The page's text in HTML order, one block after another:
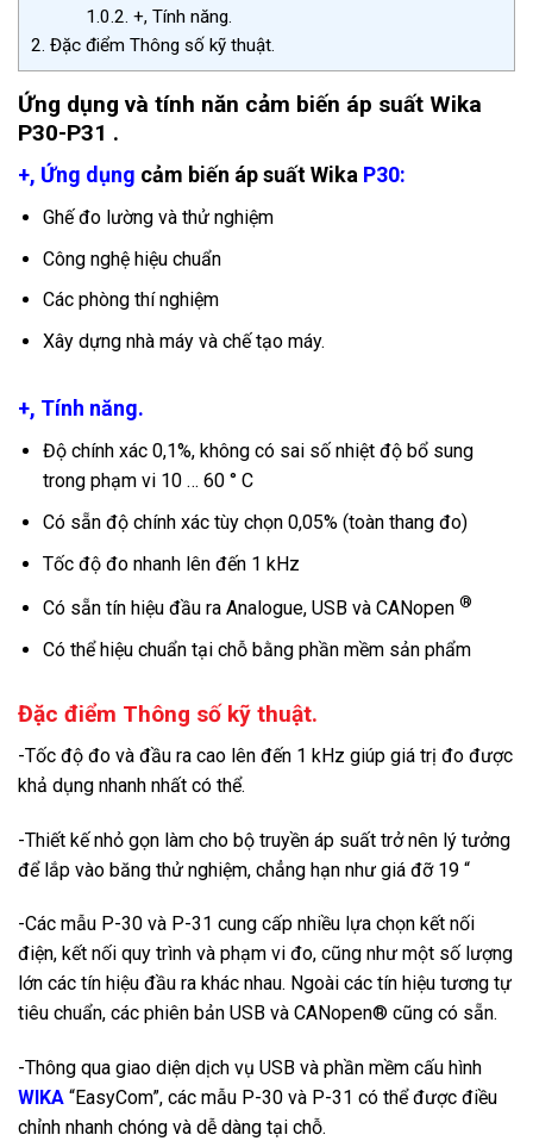
1.0.2. +, Tính năng.
2. Đặc điểm Thông số kỹ thuật.
Ứng dụng và tính năn cảm biến áp suất Wika
P30-P31 .
+, Ứng dụng cảm biến áp suất Wika P30:
Ghế đo lường và thử nghiệm
Công nghệ hiệu chuẩn
Các phòng thí nghiệm
Xây dựng nhà máy và chế tạo máy.
+, Tính năng.
Độ chính xác 0,1%, không có sai số nhiệt độ bổ sung
trong phạm vi 10 … 60 ° C
Có sẵn độ chính xác tùy chọn 0,05% (toàn thang đo)
Tốc độ đo nhanh lên đến 1 kHz
Có sẵn tín hiệu đầu ra Analogue, USB và CANopen ®
Có thể hiệu chuẩn tại chỗ bằng phần mềm sản phẩm
Đặc điểm Thông số kỹ thuật.
-Tốc độ đo và đầu ra cao lên đến 1 kHz giúp giá trị đo được
khả dụng nhanh nhất có thể.
-Thiết kế nhỏ gọn làm cho bộ truyền áp suất trở nên lý tưởng
để lắp vào băng thử nghiệm, chẳng hạn như giá đỡ 19 “
-Các mẫu P-30 và P-31 cung cấp nhiều lựa chọn kết nối
điện, kết nối quy trình và phạm vi đo, cũng như một số lượng
lớn các tín hiệu đầu ra khác nhau. Ngoài các tín hiệu tương tự
tiêu chuẩn, các phiên bản USB và CANopen® cũng có sẵn.
-Thông qua giao diện dịch vụ USB và phần mềm cấu hình
WIKA “EasyCom”, các mẫu P-30 và P-31 có thể được điều
chỉnh nhanh chóng và dễ dàng tại chỗ.